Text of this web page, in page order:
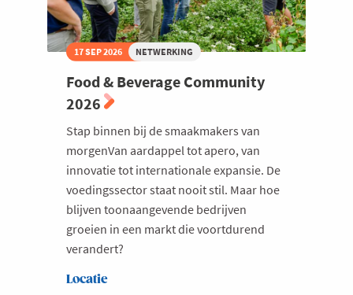
17 SEP 2026 NETWERKING
Food & Beverage Community
2026
Stap binnen bij de smaakmakers van
morgenVan aardappel tot apero, van
innovatie tot internationale expansie. De
voedingssector staat nooit stil. Maar hoe
blijven toonaangevende bedrijven
groeien in een markt die voortdurend
verandert?
Locatie